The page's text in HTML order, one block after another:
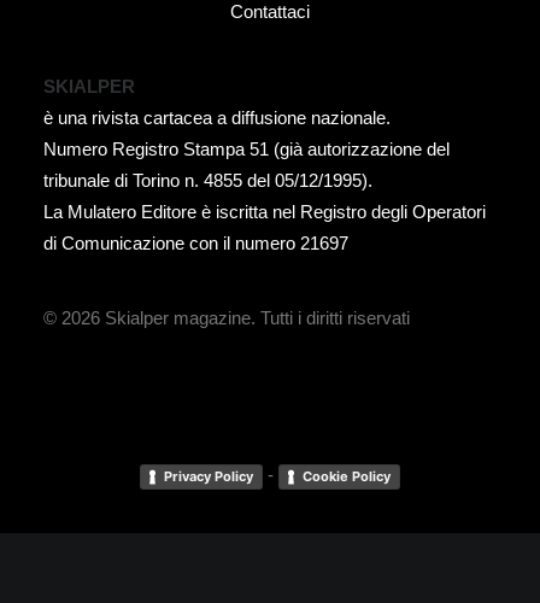
Contattaci
SKIALPER
è una rivista cartacea a diffusione nazionale.
Numero Registro Stampa 51 (già autorizzazione del
tribunale di Torino n. 4855 del 05/12/1995).
La Mulatero Editore è iscritta nel Registro degli Operatori
di Comunicazione con il numero 21697
© 2026 Skialper magazine. Tutti i diritti riservati
Privacy Policy - Cookie Policy